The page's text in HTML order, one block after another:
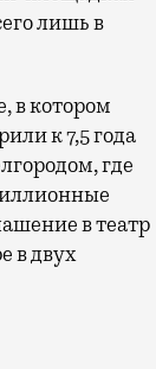
лишь в
в котором
к 7,5 года
где
в театр
в двух